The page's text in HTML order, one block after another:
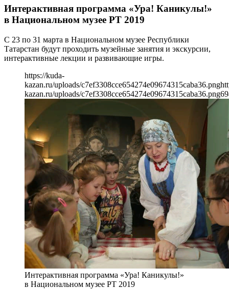
Интерактивная программа «Ура! Каникулы!»
в Национальном музее РТ 2019
С 23 по 31 марта в Национальном музее Республики
Татарстан будут проходить музейные занятия и экскурсии,
интерактивные лекции и развивающие игры.
https://kuda-
kazan.ru/uploads/c7ef3308cce654274e09674315caba36.png
kazan.ru/uploads/c7ef3308cce654274e09674315caba36.png
Интерактивная программа «Ура! Каникулы!»
в Национальном музее РТ 2019